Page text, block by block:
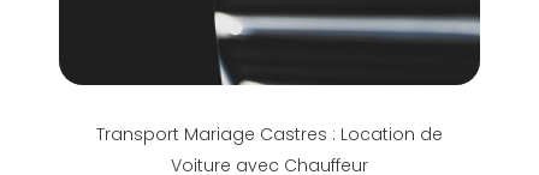
Transport Mariage Castres : Location de
Voiture avec Chauffeur